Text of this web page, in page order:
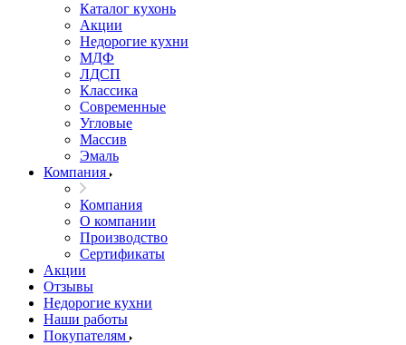
Каталог кухонь
Акции
Недорогие кухни
МДФ
ЛДСП
Классика
Современные
Угловые
Массив
Эмаль
Компания
Компания
О компании
Производство
Сертификаты
Акции
Отзывы
Недорогие кухни
Наши работы
Покупателям